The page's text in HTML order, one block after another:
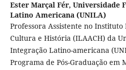
Ester Marçal Fér, Universidade
Latino Americana (UNILA)
Professora Assistente no
Cultura e História (ILAACH) da
Integração Latino-americana
Programa de Pós-Graduação em